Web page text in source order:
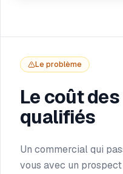
Le problème
Le coût
qualifiés
Un commercial qui
vous avec un